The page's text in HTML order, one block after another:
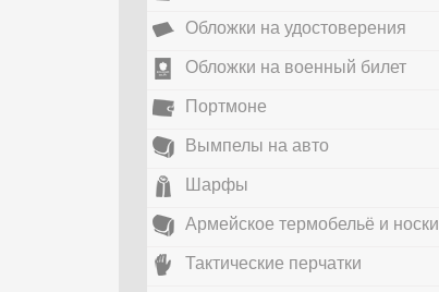
Обложки на удостоверения
Обложки на военный билет
Портмоне
Вымпелы на авто
Шарфы
Армейское термобельё и носки
Тактические перчатки